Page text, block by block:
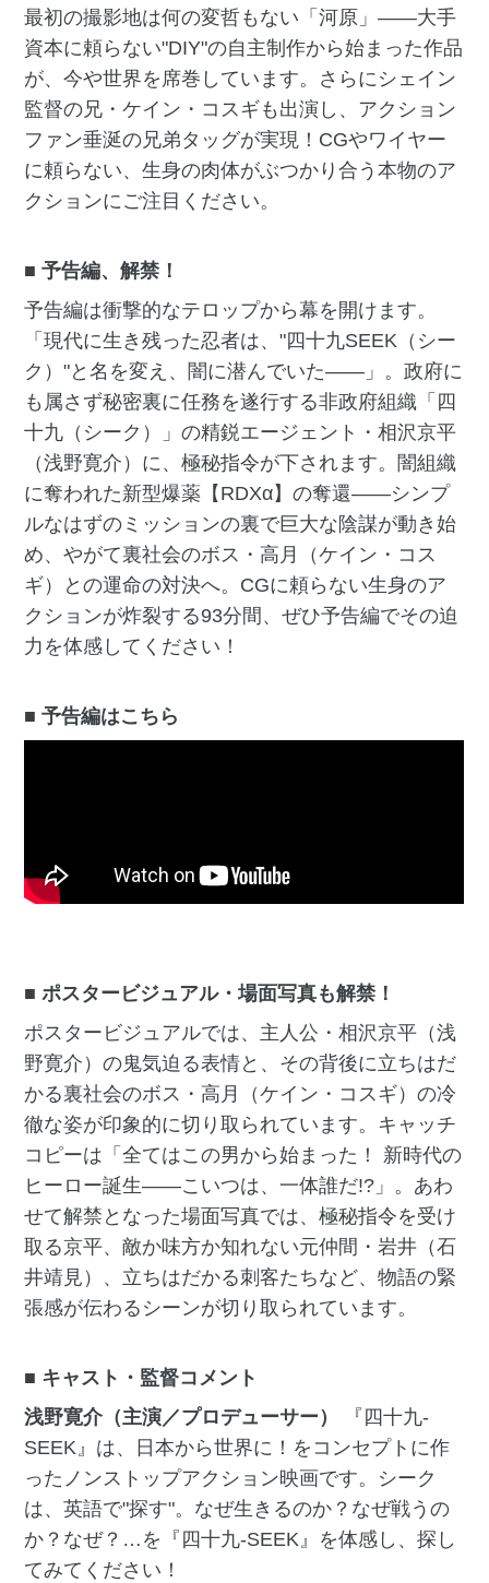
最初の撮影地は何の変哲もない「河原」——大手
資本に頼らない"DIY"の自主制作から始まった作品
が、今や世界を席巻しています。さらにシェイン
監督の兄・ケイン・コスギも出演し、アクション
ファン垂涎の兄弟タッグが実現！CGやワイヤー
に頼らない、生身の肉体がぶつかり合う本物のア
クションにご注目ください。
■ 予告編、解禁！
予告編は衝撃的なテロップから幕を開けます。
「現代に生き残った忍者は、"四十九SEEK（シー
ク）"と名を変え、闇に潜んでいた――」。政府に
も属さず秘密裏に任務を遂行する非政府組織「四
十九（シーク）」の精鋭エージェント・相沢京平
（浅野寛介）に、極秘指令が下されます。闇組織
に奪われた新型爆薬【RDXα】の奪還——シンプ
ルなはずのミッションの裏で巨大な陰謀が動き始
め、やがて裏社会のボス・高月（ケイン・コス
ギ）との運命の対決へ。CGに頼らない生身のア
クションが炸裂する93分間、ぜひ予告編でその迫
力を体感してください！
■ 予告編はこちら
■ ポスタービジュアル・場面写真も解禁！
ポスタービジュアルでは、主人公・相沢京平（浅
野寛介）の鬼気迫る表情と、その背後に立ちはだ
かる裏社会のボス・高月（ケイン・コスギ）の冷
徹な姿が印象的に切り取られています。キャッチ
コピーは「全てはこの男から始まった！ 新時代の
ヒーロー誕生――こいつは、一体誰だ!?」。あわ
せて解禁となった場面写真では、極秘指令を受け
取る京平、敵か味方か知れない元仲間・岩井（石
井靖見）、立ちはだかる刺客たちなど、物語の緊
張感が伝わるシーンが切り取られています。
■ キャスト・監督コメント
浅野寛介（主演／プロデューサー）
『四十九-
SEEK』は、日本から世界に！をコンセプトに作
ったノンストップアクション映画です。シーク
は、英語で"探す"。なぜ生きるのか？なぜ戦うの
か？なぜ？…を『四十九-SEEK』を体感し、探し
てみてください！